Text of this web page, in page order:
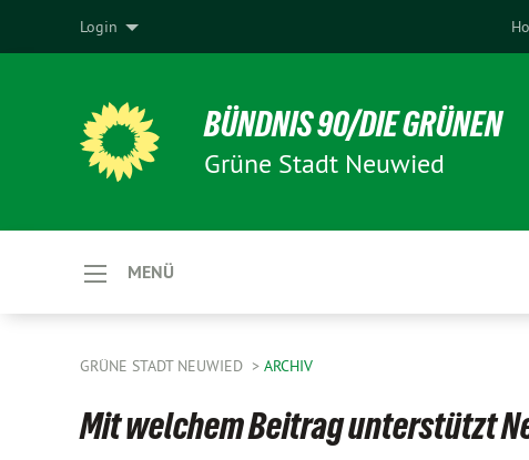
Login
BÜNDNIS 90/DIE GRÜNEN
Grüne Stadt Neuwied
MENÜ
GRÜNE STADT NEUWIED ARCHIV
Mit welchem Beitrag unterstützt